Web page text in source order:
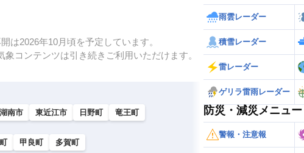
は2026年10月頃を予定しています。
コンテンツは引き続きご利用いただけます。
湖南市 東近江市 日野町 竜王町
甲良町 多賀町
雨雲レーダー
積雪レーダー
雷レーダー
ゲリラ雷雨レーダー
防災・減災メニュー
警報・注意報